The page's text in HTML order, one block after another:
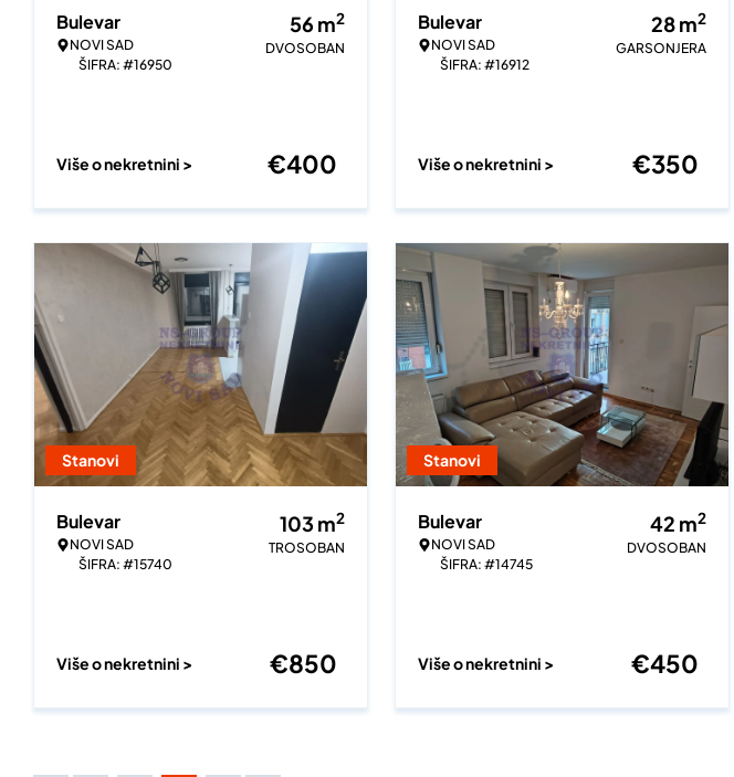
Bulevar
NOVI SAD
ŠIFRA: #16950
56 m2
DVOSOBAN
Više o nekretnini > €400
Bulevar
NOVI SAD
ŠIFRA: #16912
28m2
GARSONJERA
Više o nekretnini > €350
Stanovi
Bulevar
NOVI SAD
ŠIFRA: #15740
103 m2
TROSOBAN
Više o nekretnini > €850
Stanovi
Bulevar
NOVI SAD
ŠIFRA: #14745
42 m2
DVOSOBAN
Više o nekretnini > €450